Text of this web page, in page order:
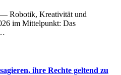
Robotik, Kreativität und
im Mittelpunkt: Das
ihre Rechte geltend zu